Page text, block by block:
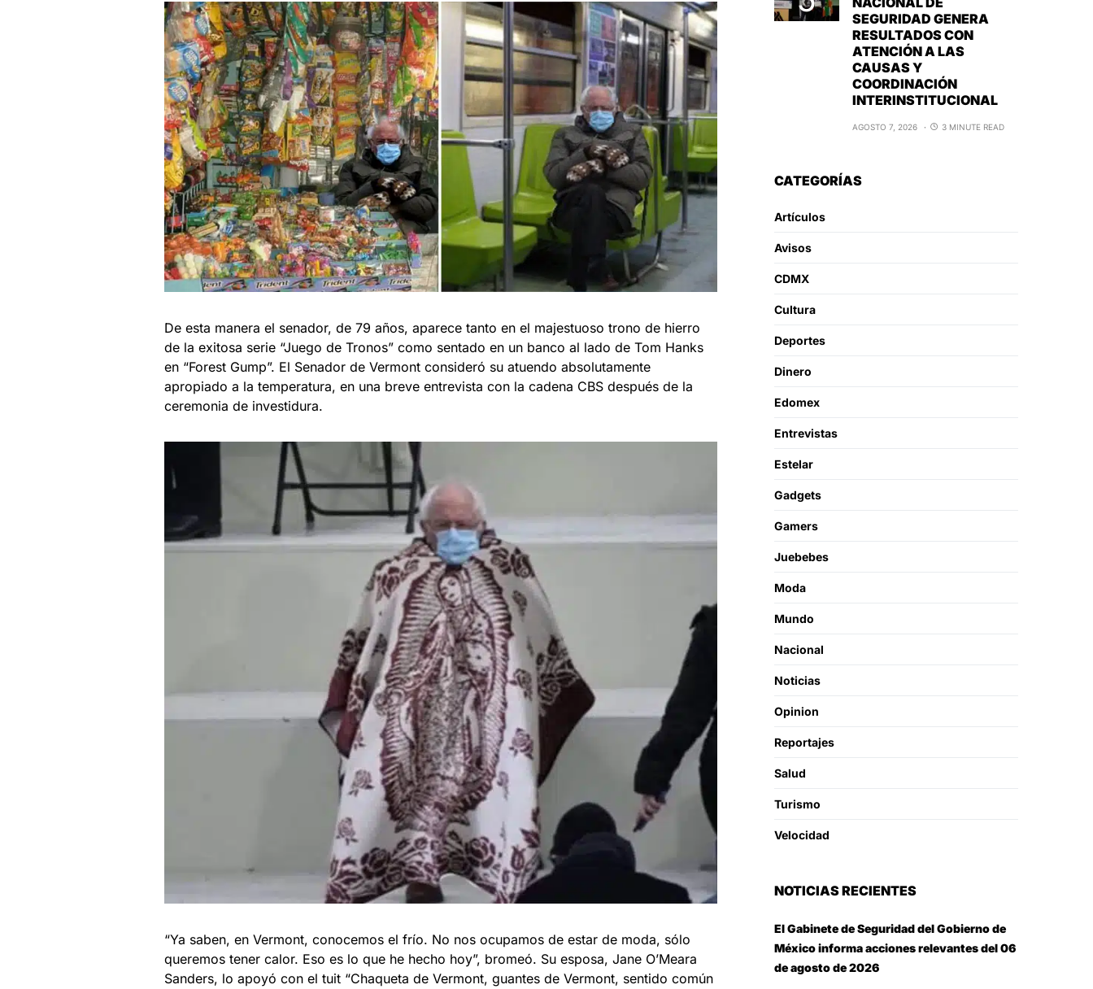
De esta manera el senador, de 79 años, aparece tanto en el majestuoso trono de hierro
de la exitosa serie “Juego de Tronos” como sentado en un banco al lado de Tom Hanks
en “Forest Gump”. El Senador de Vermont consideró su atuendo absolutamente
apropiado a la temperatura, en una breve entrevista con la cadena CBS después de la
ceremonia de investidura.
“Ya saben, en Vermont, conocemos el frío. No nos ocupamos de estar de moda, sólo
queremos tener calor. Eso es lo que he hecho hoy”, bromeó. Su esposa, Jane O’Meara
Sanders, lo apoyó con el tuit “Chaqueta de Vermont, guantes de Vermont, sentido común
SEGURIDAD GENERA
RESULTADOS CON
ATENCIÓN A LAS
CAUSAS Y
COORDINACIÓN
INTERINSTITUCIONAL
AGOSTO 7, 2026 3 MINUTE READ
CATEGORÍAS
Artículos
Avisos
CDMX
Cultura
Deportes
Dinero
Edomex
Entrevistas
Estelar
Gadgets
Gamers
Juebebes
Moda
Mundo
Nacional
Noticias
Opinion
Reportajes
Salud
Turismo
Velocidad
NOTICIAS RECIENTES
El Gabinete de Seguridad del Gobierno de
México informa acciones relevantes del 06
de agosto de 2026